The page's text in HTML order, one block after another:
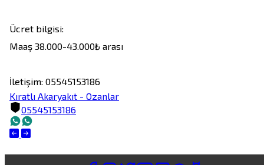
Ücret bilgisi:
Maaş 38.000-43.000₺ arası
İletişim: 05545153186
Kıratlı Akaryakıt - Ozanlar
05545153186